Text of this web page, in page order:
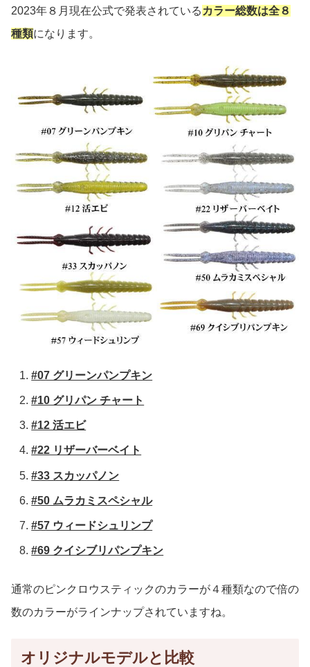
2023年８月現在公式で発表されている カラー総数は全８
種類になります。
#07 グリーンパンプキン
#10 グリパン チャート
#12 活エビ
#22 リザーバーベイト
#33 スカッパノン
#50 ムラカミスペシャル
#57 ウィードシュリンプ
#69 クイシブリパンプキン
通常のピンクロウスティックのカラーが４種類なので倍の
数のカラーがラインナップされていますね。
オリジナルモデルと比較